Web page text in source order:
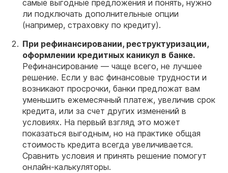
самые выгодные предложения и понять, нужно
ли подключать дополнительные опции
(например, страховку по кредиту).
При рефинансировании, реструктуризации,
оформлении кредитных каникул в банке.
Рефинансирование — чаще всего, не лучшее
решение. Если у вас финансовые трудности и
возникают просрочки, банки предложат вам
уменьшить ежемесячный платеж, увеличив срок
кредита, или за счет других изменений в
условиях. На первый взгляд это может
показаться выгодным, но на практике общая
стоимость кредита всегда увеличивается.
Сравнить условия и принять решение помогут
онлайн-калькуляторы.